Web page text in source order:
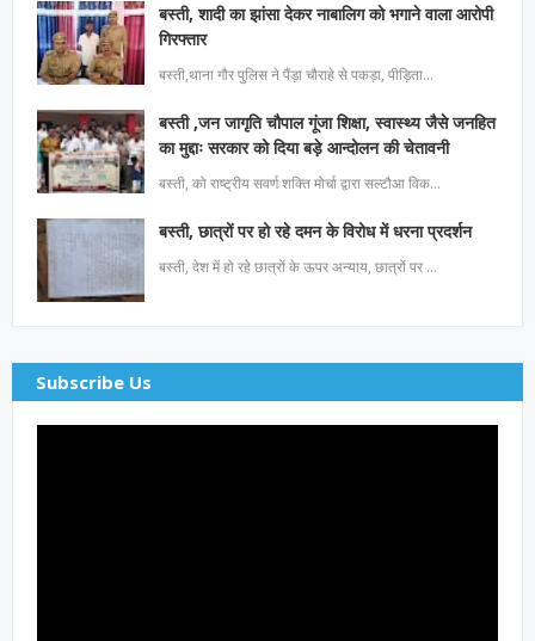
बस्ती, शादी का झांसा देकर नाबालिग को भगाने वाला आरोपी
गिरफ्तार
बस्ती,थाना गौर पुलिस ने पैंड़ा चौराहे से पकड़ा, पीड़िता…
बस्ती ,जन जागृति चौपाल गूंजा शिक्षा, स्वास्थ्य जैसे जनहित
का मुद्दाः सरकार को दिया बड़े आन्दोलन की चेतावनी
बस्ती, को राष्ट्रीय सवर्ण शक्ति मोर्चा द्वारा सल्टौआ विक…
बस्ती, छात्रों पर हो रहे दमन के विरोध में धरना प्रदर्शन
बस्ती, देश में हो रहे छात्रों के ऊपर अन्याय, छात्रों पर …
Subscribe Us